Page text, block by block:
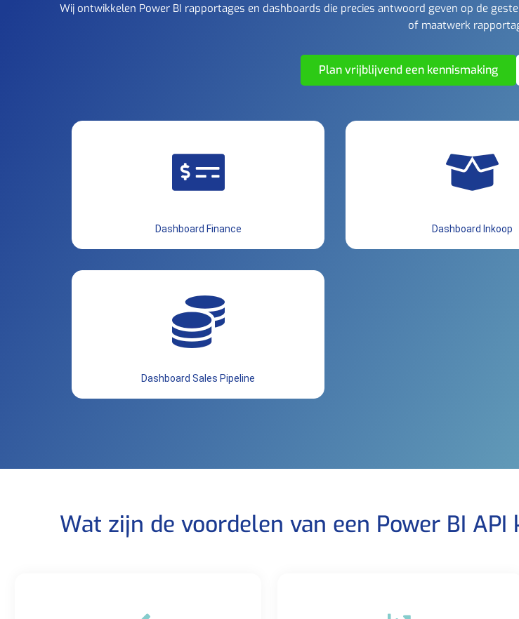
Wij ontwikkelen Power BI rapportages en dashboards die precies antwoord geven op de
of maatwerk
Plan vrijblijvend een kennismaking
Dashboard Finance Dashboard Inkoop
Dashboard Sales Pipeline
Wat zijn de voordelen van een Power BI